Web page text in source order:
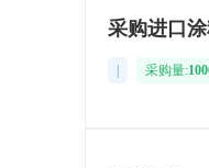
采购进口
采购量: